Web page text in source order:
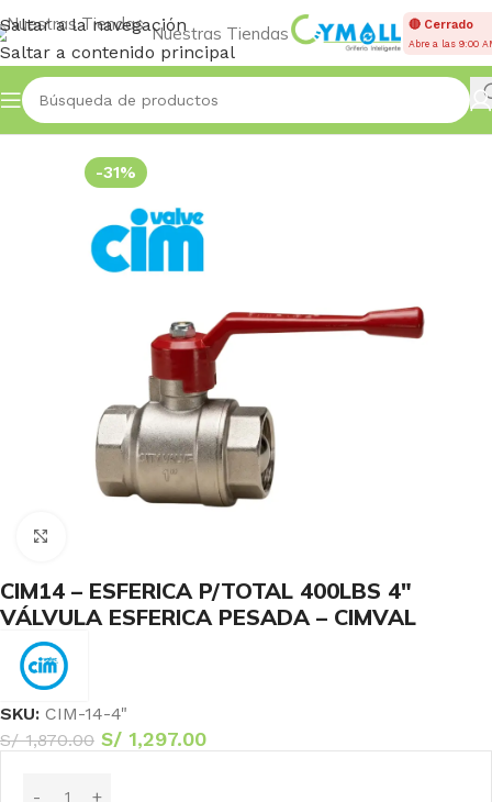
Saltar a la navegación
Saltar a contenido principal
Nuestras Tiendas 🔴 Cerrado
Abre a las 9:00
Inicio VÁLVULAS Esféricas
-31%
CIM14 – ESFERICA P/TOTAL 400LBS 4″
VÁLVULA ESFERICA PESADA – CIMVAL
SKU: CIM-14-4"
S/1,870.00 S/ 1,297.00